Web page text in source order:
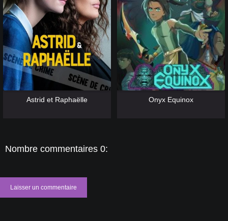
Astrid et Raphaëlle Onyx Equinox
Nombre commentaires 0:
Laisser un commentaire